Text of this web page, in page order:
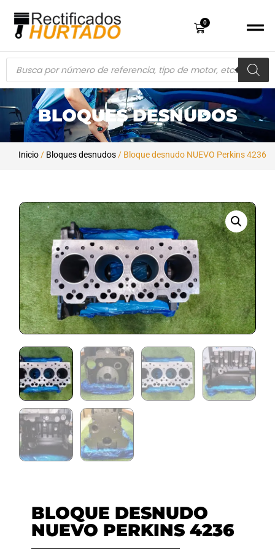
0
BLOQUES DESNUDOS
Inicio / Bloques desnudos / Bloque desnudo NUEVO Perkins 4236
BLOQUE DESNUDO
NUEVO PERKINS 4236